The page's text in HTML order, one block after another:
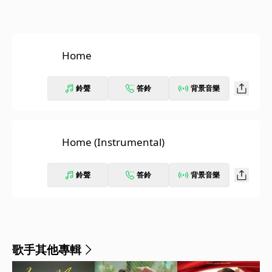
Home
鈴聲 答鈴 背景音樂
Home (Instrumental)
鈴聲 答鈴 背景音樂
歌手其他專輯